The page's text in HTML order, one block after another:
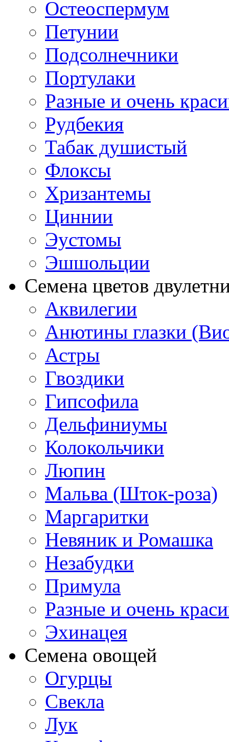
Остеоспермум
Петунии
Подсолнечники
Портулаки
Разные и очень
Рудбекия
Табак душистый
Флоксы
Хризантемы
Циннии
Эустомы
Эшшольции
Семена цветов
Аквилегии
Анютины глазки
Астры
Гвоздики
Гипсофила
Дельфиниумы
Колокольчики
Люпин
Мальва (Шток-роза)
Маргаритки
Невяник и Ромашка
Незабудки
Примула
Разные и очень
Эхинацея
Семена овощей
Огурцы
Свекла
Лук